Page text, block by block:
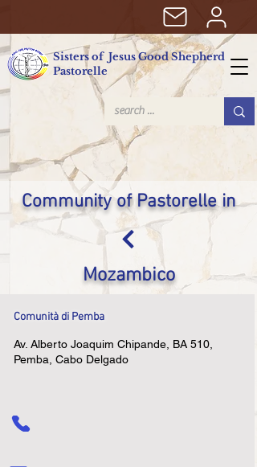
Sisters of Jesus Good Shepherd
Pastorelle
Community of Pastorelle in
Mozambico
Comunità di Pemba
Av. Alberto Joaquim Chipande, BA 510,
Pemba, Cabo Delgado